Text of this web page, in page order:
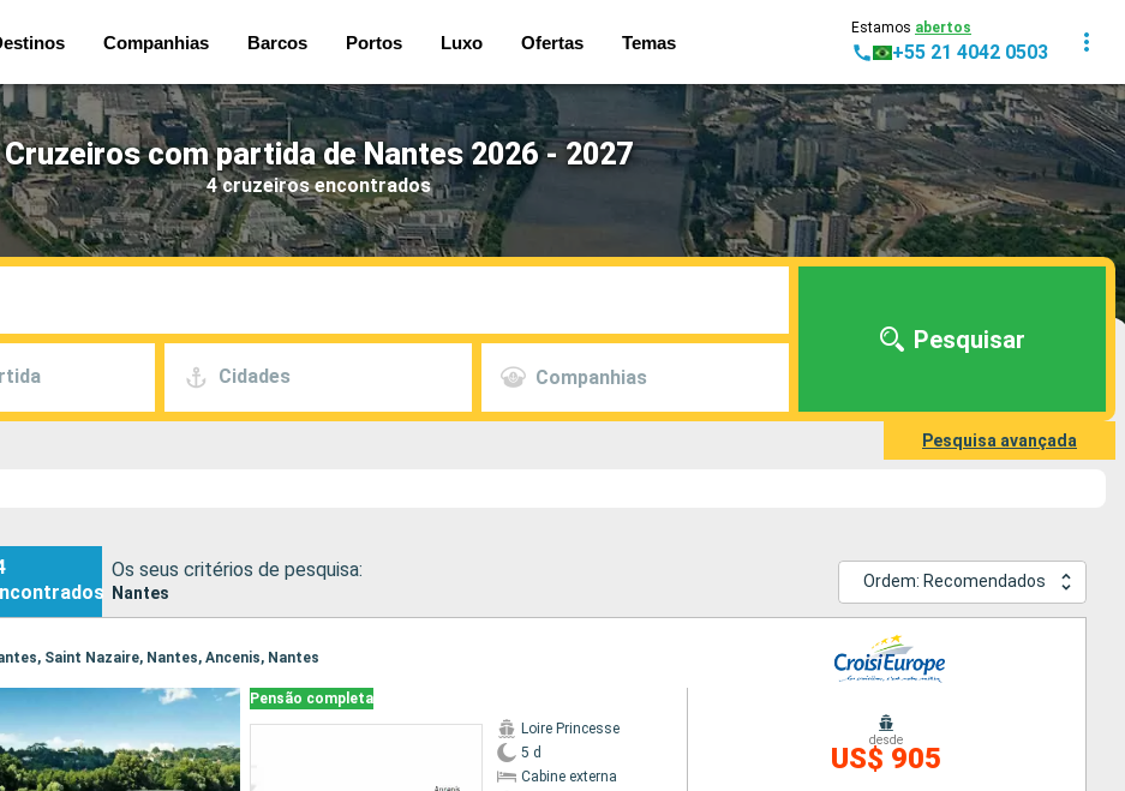
Companhias Barcos Portos Luxo Ofertas Temas
Estamos abertos
+55 21 4042 0503
Cruzeiros com partida de Nantes 2026 - 2027
4 cruzeiros encontrados
Cidades Companhias
Pesquisar
Pesquisa avançada
Os seus critérios de pesquisa:
Nantes
Ordem: Recomendados
Saint Nazaire, Nantes, Ancenis, Nantes
Pensão completa
Loire Princesse
5 d
Cabine externa
desde
US$ 905